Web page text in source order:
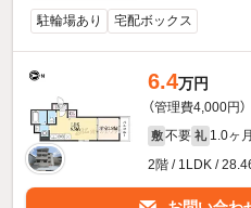
駐輪場あり 宅配ボックス
6.4万円
（管理費4,000円）
敷 不要 礼 1.0ヶ月
2階 / 1LDK /